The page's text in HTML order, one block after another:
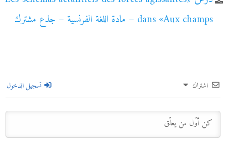
dans «Aux champs – مادة اللغة الفرنسية – جذع مشترك
اشتراك تسجيل الدخول